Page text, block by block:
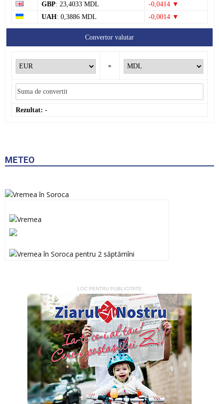
GBP: 23,4033 MDL
-0,0414 ▼
UAH: 0,3886 MDL -0,0014 ▼
Convertor valutar
»
Rezultat: -
METEO
LOC PENTRU PUBLICITATE